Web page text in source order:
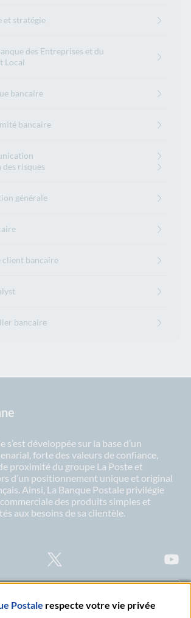
et stratégie
des Entreprises et du
Local
bancaire
bancaire
risques
générale
client bancaire
bancaire
s’est développée sur la base d’un
forte des valeurs de confiance,
proximité du groupe La Poste et
d’un positionnement unique et original
Ainsi, La Banque Postale privilégie
des produits simples et
aux besoins de sa clientèle.
Citoyenne
Postale respecte votre vie privée